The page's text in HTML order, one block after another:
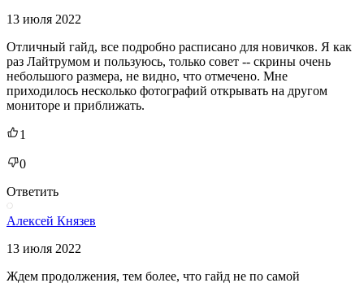
13 июля 2022
Отличный гайд, все подробно расписано для новичков. Я как
раз Лайтрумом и пользуюсь, только совет -- скрины очень
небольшого размера, не видно, что отмечено. Мне
приходилось несколько фотографий открывать на другом
мониторе и приближать.
1
0
Ответить
Алексей Князев
13 июля 2022
Ждем продолжения, тем более, что гайд не по самой